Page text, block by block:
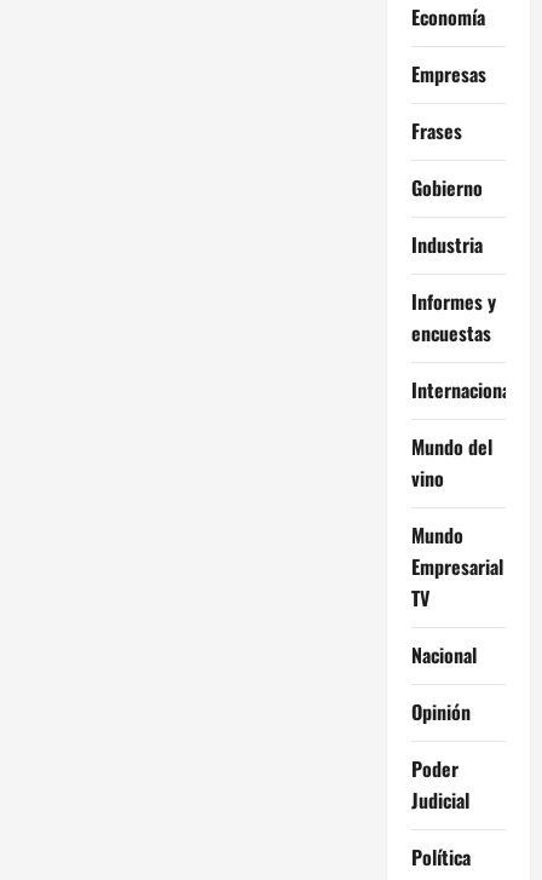
Economía
Empresas
Frases
Gobierno
Industria
Informes y
encuestas
Internacional
Mundo del
vino
Mundo
Empresarial
TV
Nacional
Opinión
Poder
Judicial
Política